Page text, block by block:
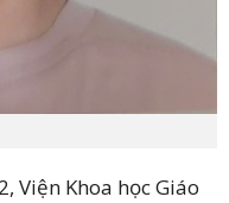
Viện Khoa học Giáo